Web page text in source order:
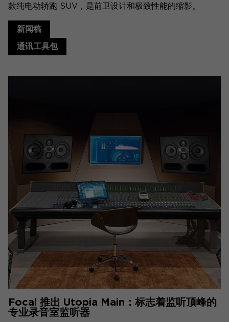
款纯电动轿跑 SUV，是前卫设计和极致性能的缩影。
新闻稿
通讯工具包
Focal 推出 Utopia Main：标志着监听顶峰的
专业录音室监听器